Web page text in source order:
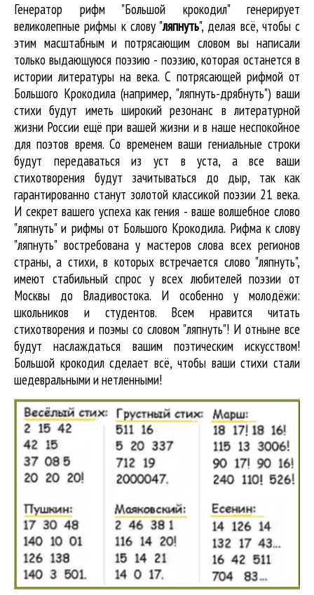
Генератор рифм "Большой крокодил" генерирует
великолепныерифмы к слову "ляпнуть", делая всё, чтобы с
этим масштабным и потрясающим словом вы написали
только выдающуюся поэзию - поэзию, которая останется в
истории литературы на века. С потрясающей рифмой от
Большого Крокодила (например, "ляпнуть-дрябнуть") ваши
стихи будут иметь широкий резонанс в литературной
жизни России ещё при вашей жизни и в наше неспокойное
для поэтов время. Со временем ваши гениальные строки
будут передаваться из уст в уста, а все ваши
стихотворения будут зачитываться до дыр, так как
гарантированно станут золотой классикой поэзии 21 века.
И секрет вашего успеха как гения - ваше волшебное слово
"ляпнуть" и рифмы от Большого Крокодила. Рифма к слову
"ляпнуть" востребована у мастеров слова всех регионов
страны, а стихи, в которых встречается слово "ляпнуть",
имеют стабильный спрос у всех любителей поэзии от
Москвы до Владивостока. И особенно у молодёжи:
школьников и студентов. Всем нравится читать
стихотворения и поэмы со словом "ляпнуть"! И отныне все
будут наслаждаться вашим поэтическим искусством!
Большой крокодил cделает всё, чтобы ваши стихи стали
шедевральными и нетленными!